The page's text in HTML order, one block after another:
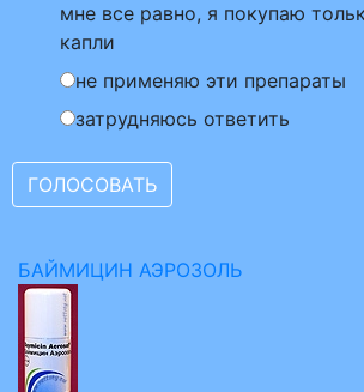
мне все равно, я покупаю
капли
не применяю эти препараты
затрудняюсь ответить
БАЙМИЦИН АЭРОЗОЛЬ